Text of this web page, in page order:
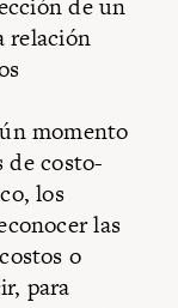
de un
relación
momento
de costo-
los
las
o
para